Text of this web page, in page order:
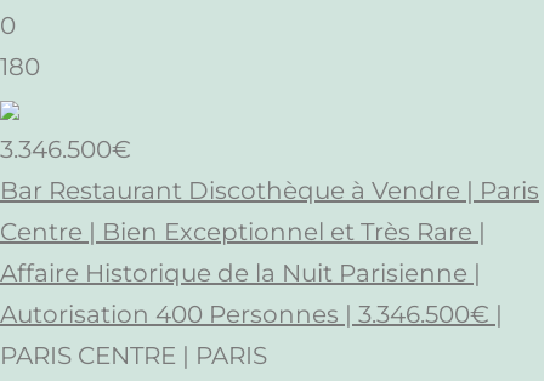
0
180
3.346.500€
Bar Restaurant Discothèque à Vendre | Paris
Centre | Bien Exceptionnel et Très Rare |
Affaire Historique de la Nuit Parisienne |
Autorisation 400 Personnes | 3.346.500€ |
PARIS CENTRE | PARIS